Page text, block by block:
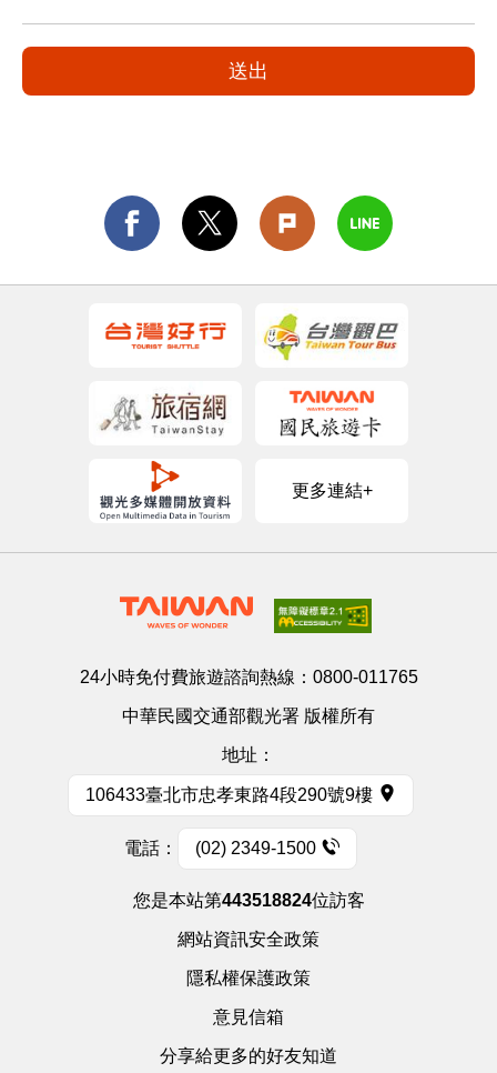
更多連結+
24小時免付費旅遊諮詢熱線： 0800-011765
中華民國交通部觀光署 版權所有
地址：
106433臺北市忠孝東路4段290號9樓
電話： (02) 2349-1500
您是本站第443518824位訪客
網站資訊安全政策
隱私權保護政策
意見信箱
分享給更多的好友知道